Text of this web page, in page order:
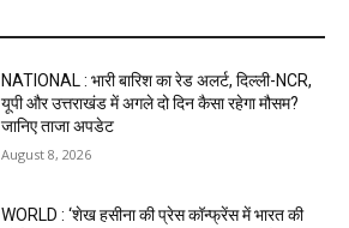
NATIONAL : भारी बारिश का रेड अलर्ट, दिल्ली-NCR,
यूपी और उत्तराखंड में अगले दो दिन कैसा रहेगा मौसम?
जानिए ताजा अपडेट
August 8, 2026
WORLD : ‘शेख हसीना की प्रेस कॉन्फ्रेंस में भारत की